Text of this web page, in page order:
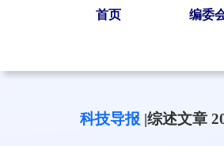
首页 编委
科技导报 |综述文章